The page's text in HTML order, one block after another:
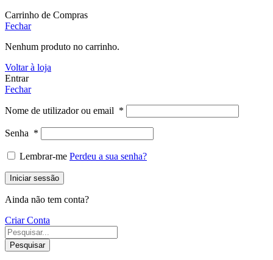
Carrinho de Compras
Fechar
Nenhum produto no carrinho.
Voltar à loja
Entrar
Fechar
Nome de utilizador ou email *
Senha *
Lembrar-me Perdeu a sua senha?
Iniciar sessão
Ainda não tem conta?
Criar Conta
Pesquisar